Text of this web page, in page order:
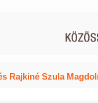
Rajkiné Szula